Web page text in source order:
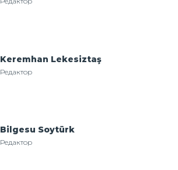
Keremhan Lekesiztaş
Редактор
Bilgesu Soytürk
Редактор